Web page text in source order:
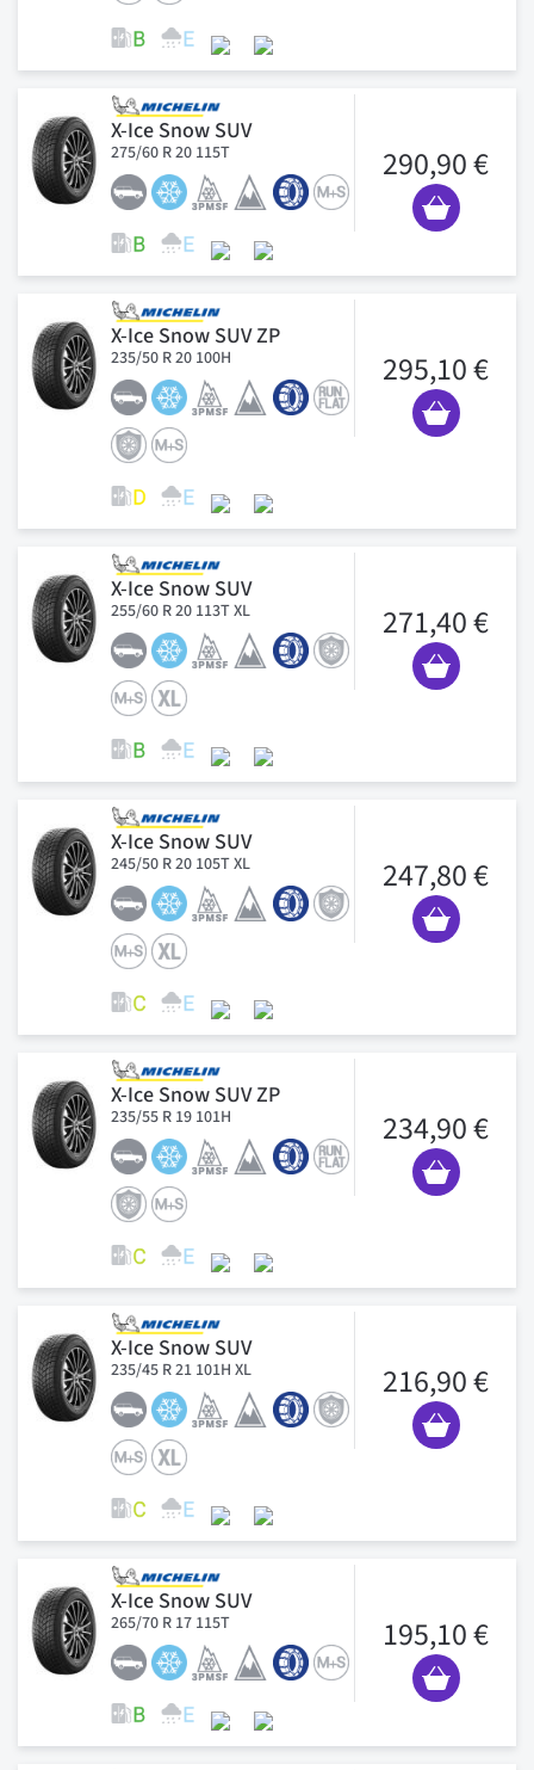
X-Ice Snow SUV
275/60 R 20 115T 290,90 €
X-Ice Snow SUV ZP
235/50 R 20 100H 295,10 €
X-Ice Snow SUV
255/60 R 20 113T XL 271,40 €
X-Ice Snow SUV
245/50 R 20 105T XL 247,80 €
X-Ice Snow SUV ZP
235/55 R 19 101H 234,90 €
X-Ice Snow SUV
235/45 R 21 101H XL 216,90 €
X-Ice Snow SUV
265/70 R 17 115T 195,10 €